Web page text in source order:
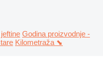
Godina proizvodnje -
Kilometraža ⬊